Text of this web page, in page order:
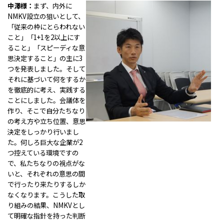
中澤様： まず、内外に
NMKV設立の狙いとして、
「従来の枠にとらわれない
こと」「1+1を2以上にす
ること」「スピーディな意
思決定すること」の主に3
つを発表しました。そして
それに基づいて何をするか
を徹底的に考え、実践する
ことにしました。会議体を
作り、そこで自分たちなり
の考え方や立ち位置、意思
決定をしっかり行いまし
た。何しろ巨大な企業が2
つ控えている環境ですの
で、私たちなりの視点がな
いと、それぞれの意思の間
で行ったり来たりするしか
なくなります。こうした取
り組みの結果、NMKVとし
て明確な指針を持った判断